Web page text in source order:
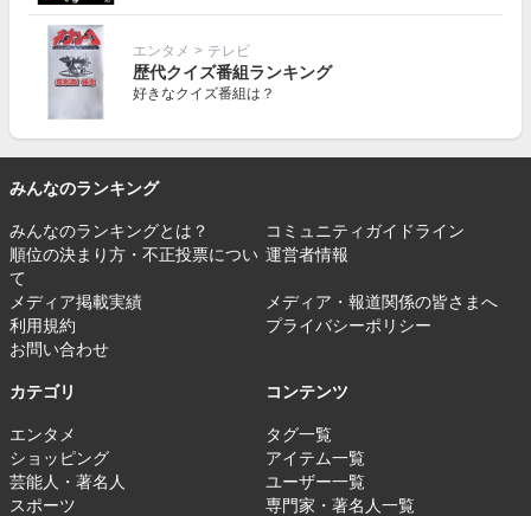
エンタメ > テレビ
歴代クイズ番組ランキング
好きなクイズ番組は？
みんなのランキング
みんなのランキングとは？
コミュニティガイドライン
順位の決まり方・不正投票につい
て
運営者情報
メディア掲載実績
メディア・報道関係の皆さまへ
利用規約
プライバシーポリシー
お問い合わせ
カテゴリ
エンタメ
ショッピング
芸能人・著名人
スポーツ
コンテンツ
タグ一覧
アイテム一覧
ユーザー一覧
専門家・著名人一覧